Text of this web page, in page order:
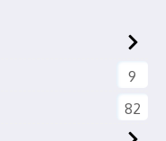
9
82